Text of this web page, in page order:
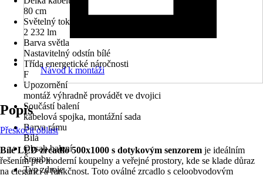
80 cm
Světelný tok
2 232 lm
Barva světla
Nastavitelný odstín bílé
Třída energetické náročnosti
F
Upozornění
montáž výhradně provádět ve dvojici
Součástí balení
kabelová spojka, montážní sada
Barva rámu
Bílá
Obsah balení
Šrouby
Typ zdroje
Návod k montáži
Popis
Přeskočit oblast
Bílé LED zrcadlo 500x1000 s dotykovým senzorem je ideálním
řešením pro moderní koupelny a veřejné prostory, kde se klade důraz
na eleganci a funkčnost. Toto oválné zrcadlo s celoobvodovým